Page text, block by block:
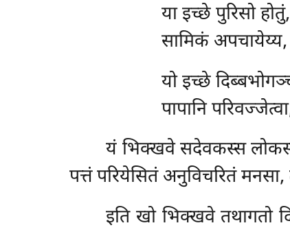
याइच्छे पुरिसो
सामिकं अपचायेय्य,
योइच्छे
पापानि
यं भिक्खवे सदेवकस्स
पत्तं परियेसितं अनुविचरितं
इतिखो भिक्खवे तथागतो